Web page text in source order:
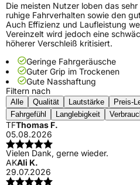
Die meisten Nutzer loben das
ruhige Fahrverhalten sowie den
Auch Effizienz und Laufleistung
Vereinzelt wird jedoch eine
höherer Verschleiß kritisiert.
Geringe Fahrgeräusche
Guter Grip im Trockenen
Gute Nasshaftung
Filtern nach
Alle Qualität Lautstärke Preis-
Fahrgefühl
Langlebigkeit
TFThomas F.
05.08.2026
Vielen Dank, gerne wieder.
AKAli K.
29.07.2026